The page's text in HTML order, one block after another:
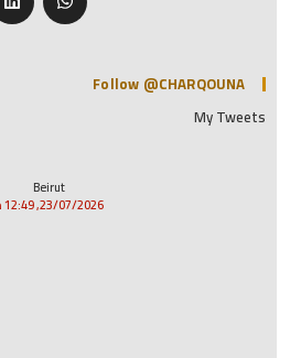
Follow @CHARQOUNA
My Tweets
Beirut
23/07/2026, 12:49 م